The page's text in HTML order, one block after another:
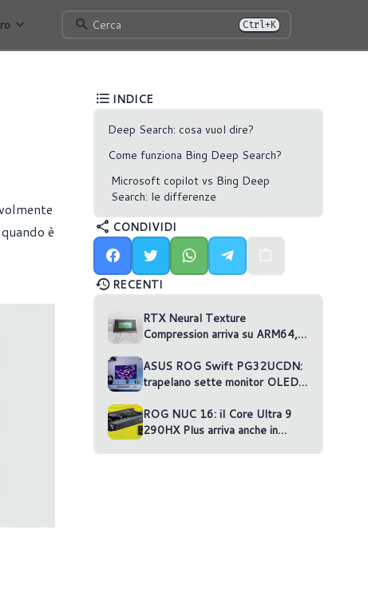
Cerca Ctrl+K
è
INDICE
Deep Search: cosa vuol dire?
Come funziona Bing Deep Search?
Microsoft copilot vs Bing Deep
Search: le differenze
CONDIVIDI
RECENTI
RTX Neural Texture
Compression arriva su ARM64,
ASUS ROG Swift PG32UCDN:
trapelano sette monitor OLED
ROG NUC 16: il Core Ultra 9
290HX Plus arriva anche in